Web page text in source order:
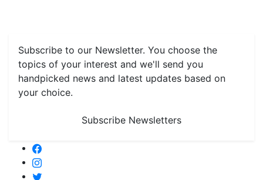
Subscribe to our Newsletter. You choose the
topics of your interest and we'll send you
handpicked news and latest updates based on
your choice.
Subscribe Newsletters